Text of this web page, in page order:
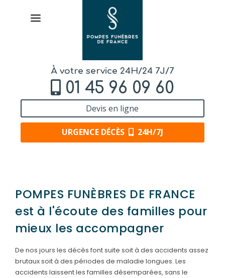
À votre service 24H/24 7J/7
01 45 96 09 60
Devis en ligne
URGENCE DÉCÈS 24H/7J
ORGANISER DES OBSÈQUES
SERVICES & ARTICLES
Concessions funéraires
NOS AGENCES
POMPES FUNÈBRES DE FRANCE
est à l'écoute des familles pour
mieux les accompagner
De nos jours les décès font suite soit à des accidents assez
brutaux soit à des périodes de maladie longues. Les
accidents laissent les familles désemparées, sans le